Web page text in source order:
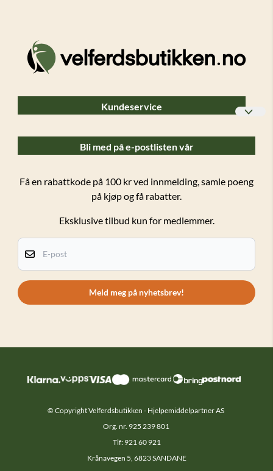
Kundeservice
Ofte stilte spørsmål (FAQ)
Forsendelser og retur
Salgsbetingelser
Personvern
Kundeklubb
Bli med på e-postlisten vår
Få en rabattkode på 100 kr ved innmelding, samle poeng
på kjøp og få rabatter.
Eksklusive tilbud kun for medlemmer.
Meld meg på nyhetsbrev!
© Copyright Velferdsbutikken - Hjelpemiddelpartner AS
Org. nr. 925 239 801
Tlf: 921 60 921
Krånavegen 5, 6823 SANDANE